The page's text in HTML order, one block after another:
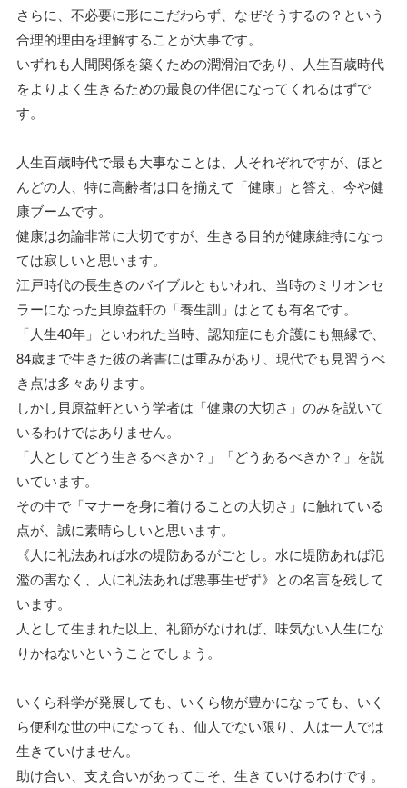
さらに、不必要に形にこだわらず、なぜそうするの？という
合理的理由を理解することが大事です。
いずれも人間関係を築くための潤滑油であり、人生百歳時代
をよりよく生きるための最良の伴侶になってくれるはずで
す。
人生百歳時代で最も大事なことは、人それぞれですが、ほと
んどの人、特に高齢者は口を揃えて「健康」と答え、今や健
康ブームです。
健康は勿論非常に大切ですが、生きる目的が健康維持になっ
ては寂しいと思います。
江戸時代の長生きのバイブルともいわれ、当時のミリオンセ
ラーになった貝原益軒の「養生訓」はとても有名です。
「人生40年」といわれた当時、認知症にも介護にも無縁で、
84歳まで生きた彼の著書には重みがあり、現代でも見習うべ
き点は多々あります。
しかし貝原益軒という学者は「健康の大切さ」のみを説いて
いるわけではありません。
「人としてどう生きるべきか？」「どうあるべきか？」を説
いています。
その中で「マナーを身に着けることの大切さ」に触れている
点が、誠に素晴らしいと思います。
《人に礼法あれば水の堤防あるがごとし。水に堤防あれば氾
濫の害なく、人に礼法あれば悪事生ぜず》との名言を残して
います。
人として生まれた以上、礼節がなければ、味気ない人生にな
りかねないということでしょう。
いくら科学が発展しても、いくら物が豊かになっても、いく
ら便利な世の中になっても、仙人でない限り、人は一人では
生きていけません。
助け合い、支え合いがあってこそ、生きていけるわけです。